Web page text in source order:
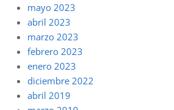
mayo 2023
abril 2023
marzo 2023
febrero 2023
enero 2023
diciembre 2022
abril 2019